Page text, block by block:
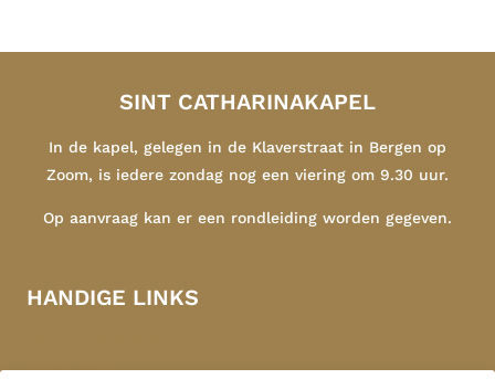
SINT CATHARINAKAPEL
In de kapel, gelegen in de Klaverstraat in Bergen op
Zoom, is iedere zondag nog een viering om 9.30 uur.
Op aanvraag kan er een rondleiding worden gegeven.
HANDIGE LINKS
Congregatie